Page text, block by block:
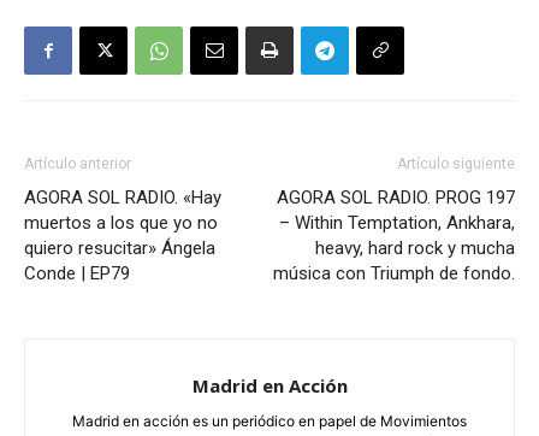
Artículo anterior
AGORA SOL RADIO. «Hay
muertos a los que yo no
quiero resucitar» Ángela
Conde | EP79
Artículo siguiente
AGORA SOL RADIO. PROG 197
– Within Temptation, Ankhara,
heavy, hard rock y mucha
música con Triumph de fondo.
Madrid en Acción
Madrid en acción es un periódico en papel de Movimientos